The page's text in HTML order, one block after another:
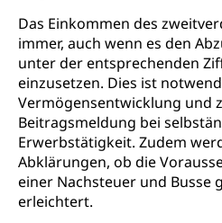
Das Einkommen des
immer, auch wenn es den
unter der entsprechenden
einzusetzen. Dies ist
Vermögensentwicklung und
Beitragsmeldung bei
Erwerbstätigkeit. Zudem
Abklärungen, ob die
einer Nachsteuer und Busse
erleichtert.
Verkehr und
Zivilstand
Geburt, Heirat, Ehe,
Zivilstandsamt,
Adoption
Adoptivkind, Adoptiveltern,
Adoptionsverfahren,
Sorge
Aufenthaltsbewilligungen